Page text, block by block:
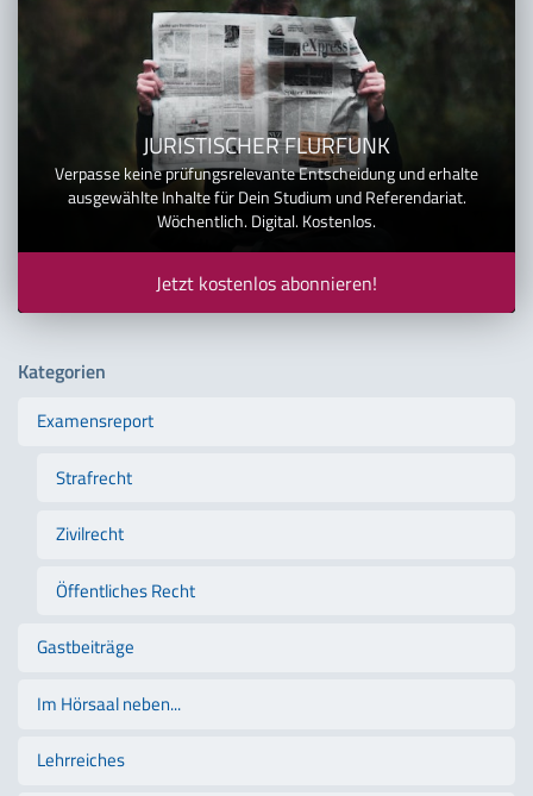
JURISTISCHER FLURFUNK
Verpasse keine prüfungsrelevante Entscheidung und erhalte
ausgewählte Inhalte für Dein Studium und Referendariat.
Wöchentlich. Digital. Kostenlos.
Jetzt kostenlos abonnieren!
Kategorien
Examensreport
Strafrecht
Zivilrecht
Öffentliches Recht
Gastbeiträge
Im Hörsaal neben...
Lehrreiches